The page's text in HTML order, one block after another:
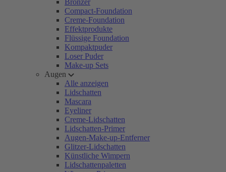
Bronzer
Compact-Foundation
Creme-Foundation
Effektprodukte
Flüssige Foundation
Kompaktpuder
Loser Puder
Make-up Sets
Augen
Alle anzeigen
Lidschatten
Mascara
Eyeliner
Creme-Lidschatten
Lidschatten-Primer
Augen-Make-up-Entferner
Glitzer-Lidschatten
Künstliche Wimpern
Lidschattenpaletten